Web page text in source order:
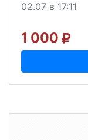
02.07 в 17:11
1 000